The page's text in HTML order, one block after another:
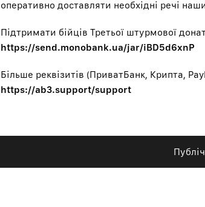
оперативно доставляти необхідні речі
Підтримати бійців Третьої штурмової
https://send.monobank.ua/jar/iBD5d6xnP
Більше реквізитів (ПриватБанк, Крипта,
https://ab3.support/support